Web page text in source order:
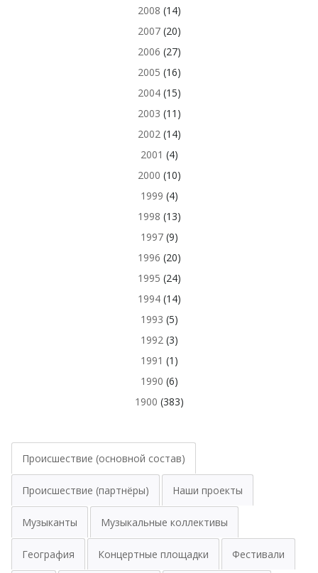
2008 (14)
2007(20)
2006 (27)
2005 (16)
2004(15)
2003 (11)
2002(14)
2001 (4)
2000 (10)
1999 (4)
1998 (13)
1997(9)
1996 (20)
1995 (24)
1994(14)
1993 (5)
1992(3)
1991 (1)
1990 (6)
1900 (383)
Происшествие (основной состав)
Происшествие (партнёры) Наши проекты
Музыканты Музыкальные коллективы
География Концертные площадки Фестивали